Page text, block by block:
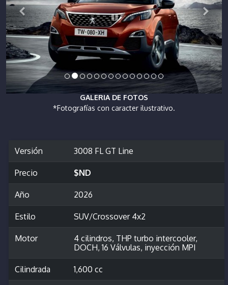
GALERIA DE FOTOS
*Fotografías con caracter ilustrativo.
Versión 3008 FL GT Line
Precio $ND
Año 2026
Estilo SUV/Crossover 4x2
Motor
4 cilindros, THP turbo intercooler,
DOCH, 16 Válvulas, inyección MPI
Cilindrada 1,600 cc